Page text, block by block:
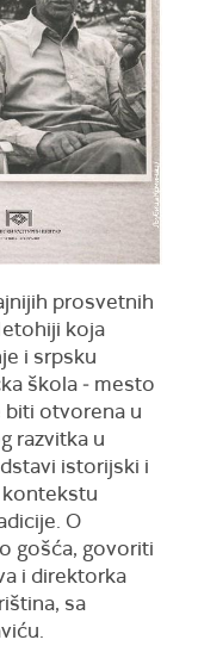
prosvetnih
koja
i srpsku
škola ‒ mesto
biti otvorena u
razvitka u
istorijski i
O
gošća, govoriti
i direktorka
sa